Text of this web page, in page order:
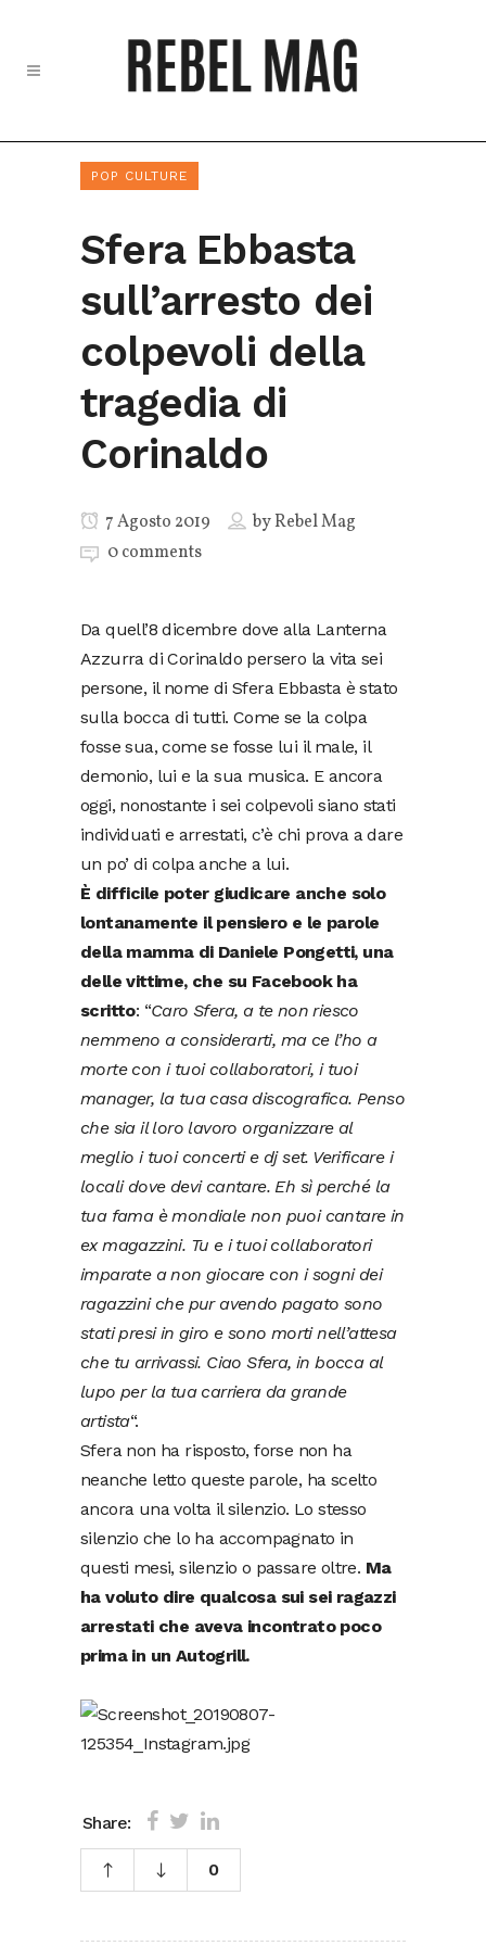
POP CULTURE
Sfera Ebbasta
sull’arresto dei
colpevoli della
tragedia di
Corinaldo
7 Agosto 2019 byRebel Mag
0 comments
Da quell’8 dicembre dove alla Lanterna
Azzurra di Corinaldo persero la vita sei
persone, il nome di Sfera Ebbasta è stato
sulla bocca di tutti. Come se la colpa
fosse sua, come se fosse lui il male, il
demonio, lui e la sua musica. E ancora
oggi, nonostante i sei colpevoli siano stati
individuati e arrestati, c’è chi prova a dare
un po’ di colpa anche a lui.
È difficile poter giudicare anche solo
lontanamente il pensiero e le parole
della mamma di Daniele Pongetti, una
delle vittime, che su Facebook ha
scritto: “Caro Sfera, a te non riesco
nemmeno a considerarti, ma ce l’ho a
morte con i tuoi collaboratori, i tuoi
manager, la tua casa discografica. Penso
che sia il loro lavoro organizzare al
meglio i tuoi concerti e dj set. Verificare i
locali dove devi cantare. Eh sì perché la
tua fama è mondiale non puoi cantare in
ex magazzini. Tu e i tuoi collaboratori
imparate a non giocare con i sogni dei
ragazzini che pur avendo pagato sono
stati presi in giro e sono morti nell’attesa
che tu arrivassi. Ciao Sfera, in bocca al
lupo per la tua carriera da grande
artista“.
Sfera non ha risposto, forse non ha
neanche letto queste parole, ha scelto
ancora una volta il silenzio. Lo stesso
silenzio che lo ha accompagnato in
questi mesi, silenzio o passare oltre. Ma
ha voluto dire qualcosa sui sei ragazzi
arrestati che aveva incontrato poco
prima in un Autogrill.
Share:
0